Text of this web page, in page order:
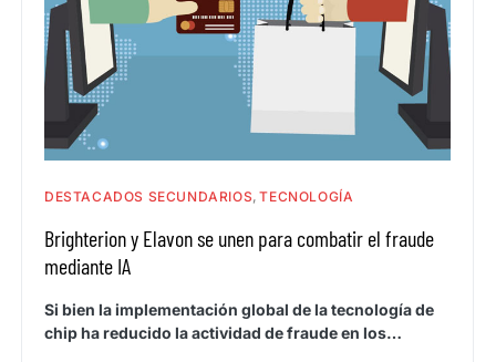
DESTACADOS SECUNDARIOS TECNOLOGÍA
Brighterion y Elavon se unen para combatir el fraude
mediante IA
Si bien la implementación global de la tecnología de
chip ha reducido la actividad de fraude en los…